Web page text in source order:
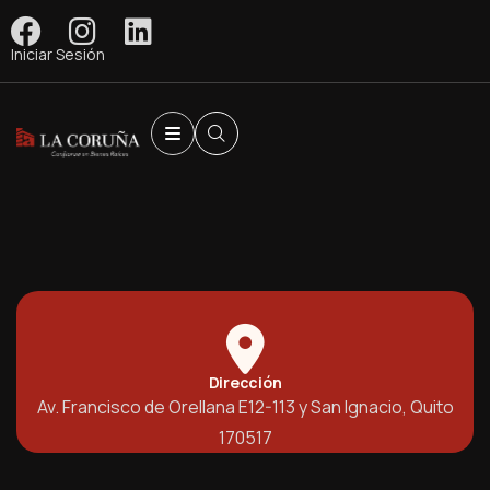
Iniciar Sesión
Dirección
Av. Francisco de Orellana E12-113 y San Ignacio, Quito
170517